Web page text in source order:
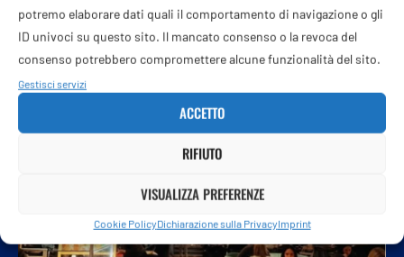
potremo elaborare dati quali il comportamento di navigazione o gli
ID univoci su questo sito. Il mancato consenso o la revoca del
consenso potrebbero compromettere alcune funzionalità del sito.
Gestisci servizi
ACCETTO
RIFIUTO
VISUALIZZA PREFERENZE
Cookie PolicyDichiarazione sulla PrivacyImprint